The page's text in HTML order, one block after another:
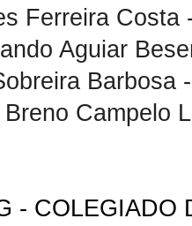
Ferreira
Aguiar
Barbosa
Campelo
- COLEGIADO